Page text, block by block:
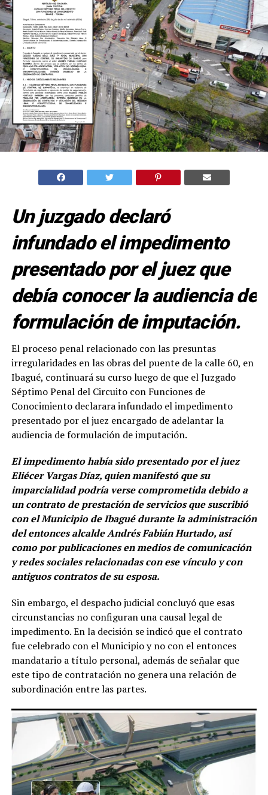
Un juzgado declaró
infundado el impedimento
presentado por el juez que
debía conocer la audiencia de
formulación de imputación.
El proceso penal relacionado con las presuntas
irregularidades en las obras del puente de la calle 60, en
Ibagué, continuará su curso luego de que el Juzgado
Séptimo Penal del Circuito con Funciones de
Conocimiento declarara infundado el impedimento
presentado por el juez encargado de adelantar la
audiencia de formulación de imputación.
El impedimento había sido presentado por el juez
Eliécer Vargas Díaz, quien manifestó que su
imparcialidad podría verse comprometida debido a
un contrato de prestación de servicios que suscribió
con el Municipio de Ibagué durante la administración
del entonces alcalde Andrés Fabián Hurtado, así
como por publicaciones en medios de comunicación
y redes sociales relacionadas con ese vínculo y con
antiguos contratos de su esposa.
Sin embargo, el despacho judicial concluyó que esas
circunstancias no configuran una causal legal de
impedimento. En la decisión se indicó que el contrato
fue celebrado con el Municipio y no con el entonces
mandatario a título personal, además de señalar que
este tipo de contratación no genera una relación de
subordinación entre las partes.